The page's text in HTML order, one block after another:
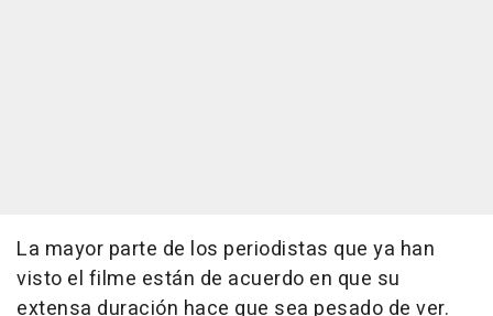
La mayor parte de los periodistas que ya han
visto el filme están de acuerdo en que su
extensa duración hace que sea pesado de ver.